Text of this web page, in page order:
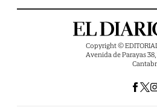
Copyright ©
Avenida de Parayas 38,